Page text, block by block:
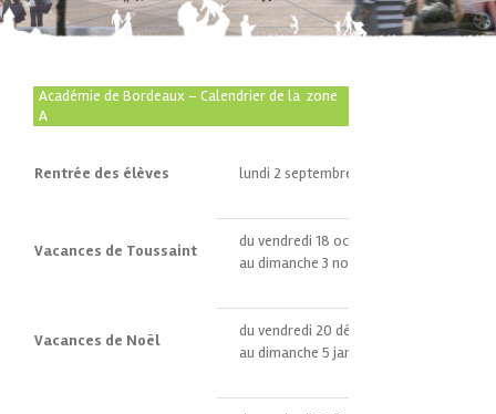
Académie de Bordeaux – Calendrier de la zone
A
Rentrée des élèves lundi 2 septembre 2024
Vacances de Toussaint
du vendredi 18 octobre 2024 après la
au dimanche 3 novembre 2024
Vacances de Noël
du vendredi 20 décembre 2024 après la
au dimanche 5 janvier 2025